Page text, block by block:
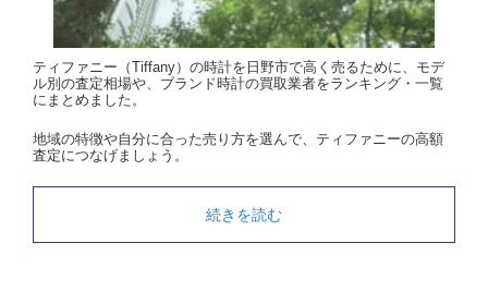
ティファニー（Tiffany）の時計を日野市で高く売るために、モデ
ル別の査定相場や、ブランド時計の買取業者をランキング・一覧
にまとめました。
地域の特徴や自分に合った売り方を選んで、ティファニーの高額
査定につなげましょう。
続きを読む